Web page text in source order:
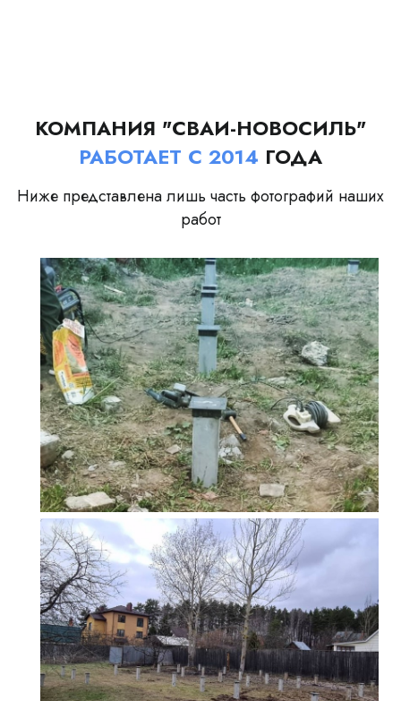
КОМПАНИЯ "СВАИ-НОВОСИЛЬ"
РАБОТАЕТ С 2014 ГОДА
Ниже представлена лишь часть фотографий наших
работ